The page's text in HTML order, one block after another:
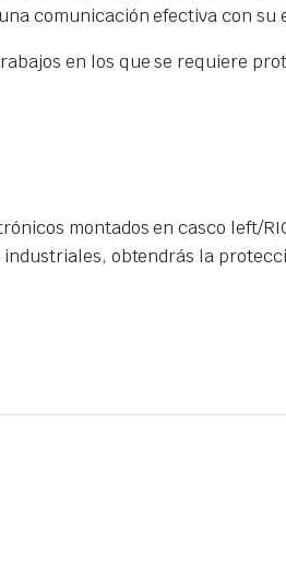
comunicación efectiva con su
en los que se requiere
montados en casco left/
obtendrás la